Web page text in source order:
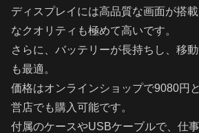
ディスプレイには高品質な画面が搭
なクオリティも極めて高いです。
さらに、バッテリーが長持ちし、移
も最適。
価格はオンラインショップで9080円
営店でも購入可能です。
付属のケースやUSBケーブルで、仕